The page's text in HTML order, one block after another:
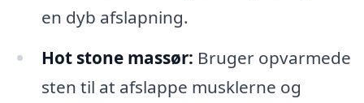
en dyb afslapning.
Hot stone massør: Bruger opvarmede
sten til at afslappe musklerne og